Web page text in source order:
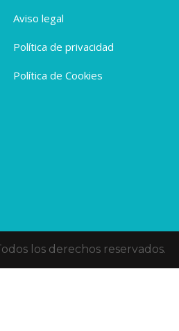
Aviso legal
Política de privacidad
Política de Cookies
los derechos reservados.